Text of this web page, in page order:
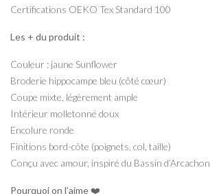
Certifications OEKO Tex Standard 100
Les + du produit :
Couleur : jaune Sunflower
Broderie hippocampe bleu (côté cœur)
Coupe mixte, légèrement ample
Intérieur molletonné doux
Encolure ronde
Finitions bord-côte (poignets, col, taille)
Conçu avec amour, inspiré du Bassin d’Arcachon
Pourquoi on l’aime❤️